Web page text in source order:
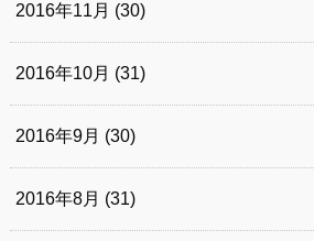
2016年11月 (30)
2016年10月 (31)
2016年9月 (30)
2016年8月 (31)